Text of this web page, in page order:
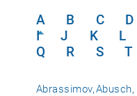
A B C D
I
J K L
Q
R S T
Abrassimov,Abusch,